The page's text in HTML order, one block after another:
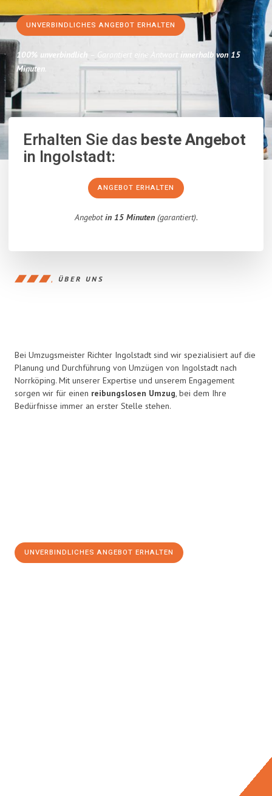
UNVERBINDLICHES ANGEBOT ERHALTEN
100% unverbindlich – Garantiert eine Antwort innerhalb von 15
Minuten.
Erhalten Sie dasbeste Angebot
in Ingolstadt:
ANGEBOT ERHALTEN
Angebotin 15 Minuten(garantiert).
ÜBER UNS
Bei Umzugsmeister Richter Ingolstadt sind wir spezialisiert auf die
Planung und Durchführung von Umzügen von Ingolstadt nach
Norrköping. Mit unserer Expertise und unserem Engagement
sorgen wir für einen reibungslosen Umzug, bei dem Ihre
Bedürfnisse immer an erster Stelle stehen.
UNVERBINDLICHES ANGEBOT ERHALTEN